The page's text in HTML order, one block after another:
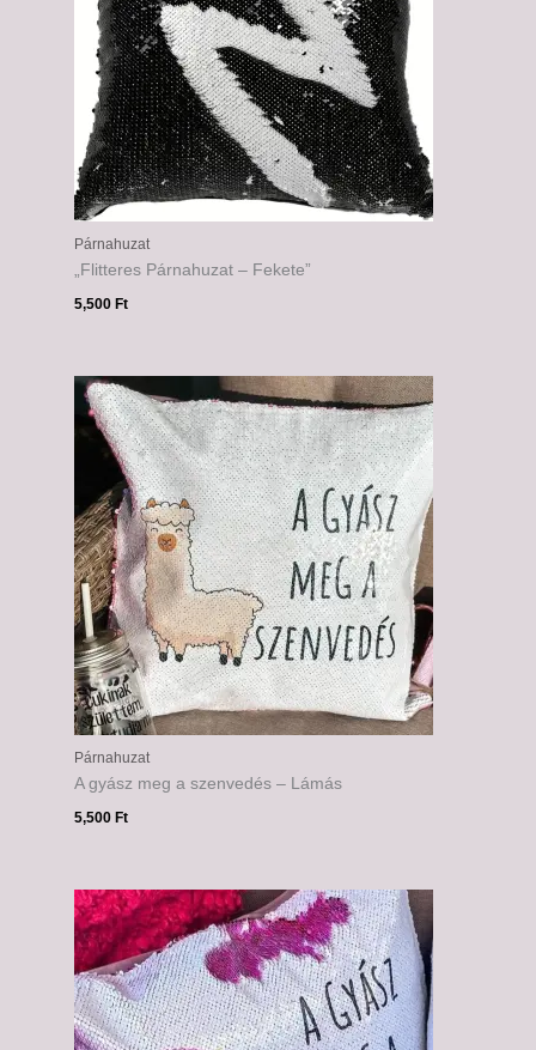
Párnahuzat
„Flitteres Párnahuzat – Fekete”
5,500 Ft
Párnahuzat
A gyász meg a szenvedés – Lámás
5,500Ft